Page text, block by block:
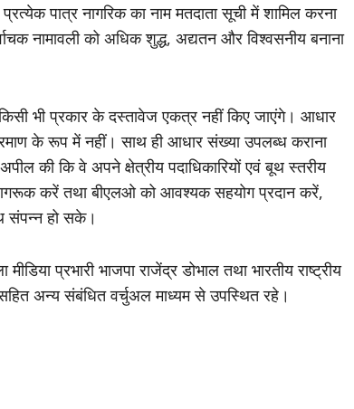
पात्र नागरिक का नाम मतदाता सूची में शामिल करना
नामावली को अधिक शुद्ध, अद्यतन और विश्वसनीय बनाना
भी प्रकार के दस्तावेज एकत्र नहीं किए जाएंगे। आधार
के रूप में नहीं। साथ ही आधार संख्या उपलब्ध कराना
की कि वे अपने क्षेत्रीय पदाधिकारियों एवं बूथ स्तरीय
करें तथा बीएलओ को आवश्यक सहयोग प्रदान करें,
संपन्न हो सके।
प्रभारी भाजपा राजेंद्र डोभाल तथा भारतीय राष्ट्रीय
अन्य संबंधित वर्चुअल माध्यम से उपस्थित रहे।